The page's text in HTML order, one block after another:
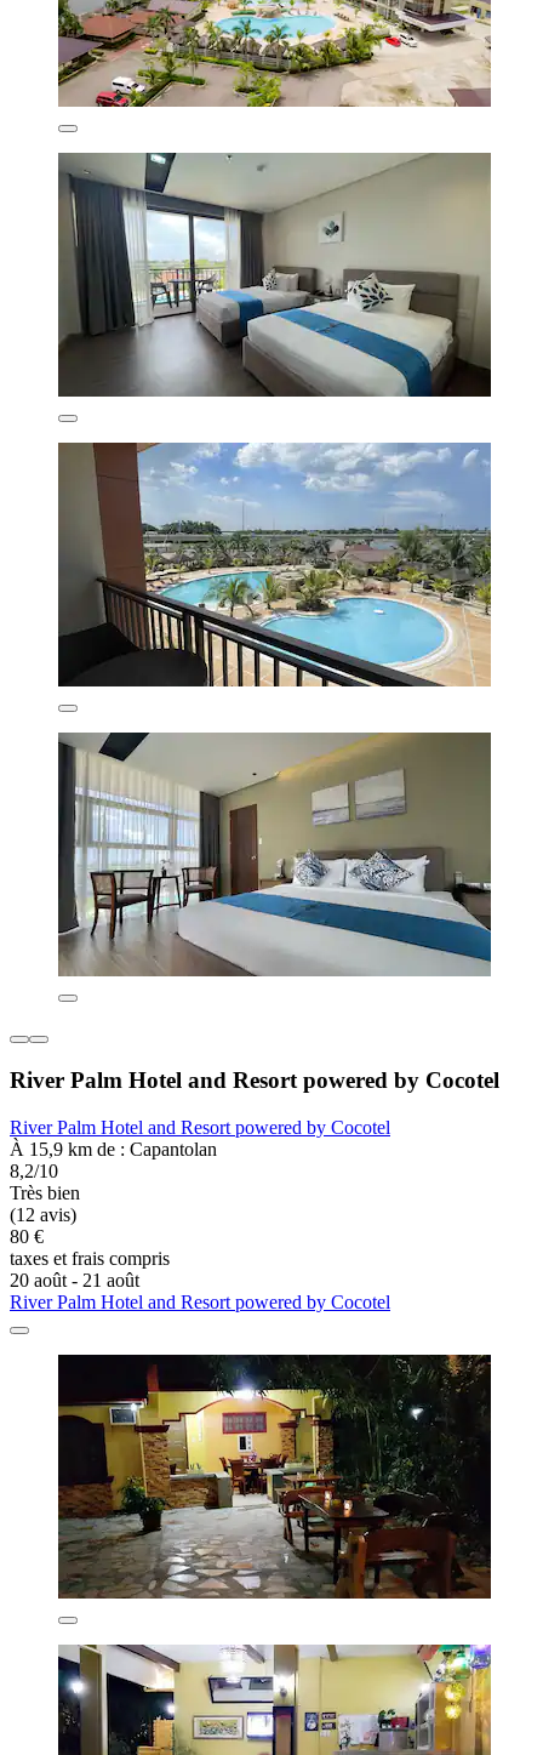
River Palm Hotel and Resort powered by Cocotel
River Palm Hotel and Resort powered by Cocotel
À 15,9 km de : Capantolan
8,2/10
Très bien
(12 avis)
80 €
taxes et frais compris
20 août - 21 août
River Palm Hotel and Resort powered by Cocotel